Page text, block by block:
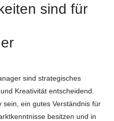
sind für
sind strategisches
Kreativität entscheidend.
ein gutes Verständnis für
besitzen und in